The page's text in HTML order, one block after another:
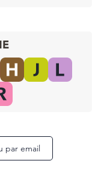
par email